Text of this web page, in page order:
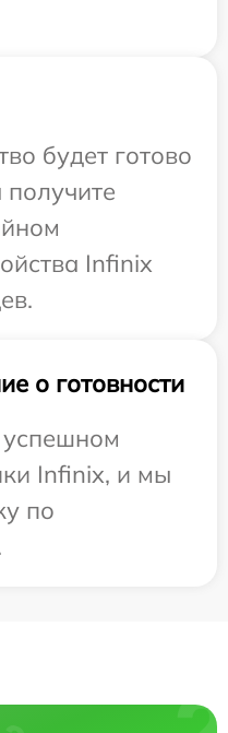
будет готово
Infinix
о готовности
Infinix, и мы
по